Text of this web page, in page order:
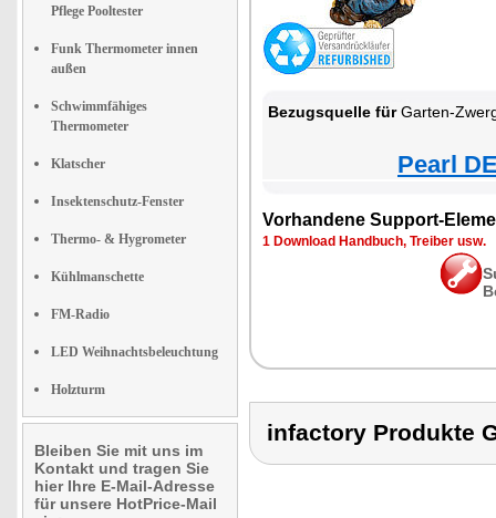
Pflege Pooltester
Funk Thermometer innen
außen
Schwimmfähiges
Thermometer
Klatscher
Insektenschutz-Fenster
Thermo- & Hygrometer
Kühlmanschette
FM-Radio
LED Weihnachtsbeleuchtung
Holzturm
Bleiben Sie mit uns im
Kontakt und tragen Sie
hier Ihre E-Mail-Adresse
für unsere HotPrice-Mail
Bezugsquelle fürGarten-
Pearl
Vorhandene Support-
1 Download Handbuch, Treiber usw.
infactory Produkte